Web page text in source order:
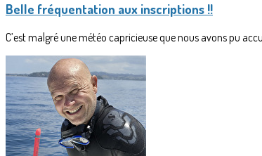
Belle fréquentation aux inscriptions !!
C’est malgré une météo capricieuse que nous avons pu